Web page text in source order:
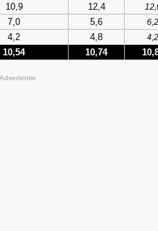
10,9 12,4
7,0 5,6
6,2
4,2 4,8 4,2
10,54 10,74
Advertentie